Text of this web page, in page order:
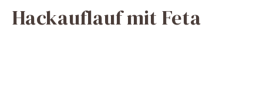
Hackauflauf mit Feta